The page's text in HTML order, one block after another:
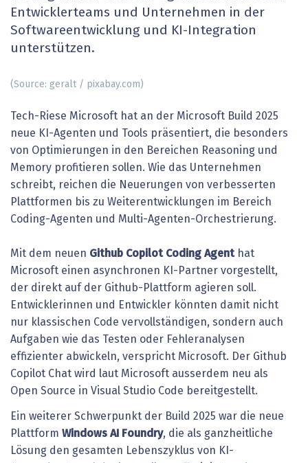
Entwicklerteams und Unternehmen in der
Softwareentwicklung und KI-Integration
unterstützen.
(Source: geralt / pixabay.com)
Tech-Riese Microsoft hat an der Microsoft Build 2025
neue KI-Agenten und Tools präsentiert, die besonders
von Optimierungen in den Bereichen Reasoning und
Memory profitieren sollen. Wie das Unternehmen
schreibt, reichen die Neuerungen von verbesserten
Plattformen bis zu Weiterentwicklungen im Bereich
Coding-Agenten und Multi-Agenten-Orchestrierung.
Mit dem neuen Github Copilot Coding Agenthat
Microsoft einen asynchronen KI-Partner vorgestellt,
der direkt auf der Github-Plattform agieren soll.
Entwicklerinnen und Entwickler könnten damit nicht
nur klassischen Code vervollständigen, sondern auch
Aufgaben wie das Testen oder Fehleranalysen
effizienter abwickeln, verspricht Microsoft. Der Github
Copilot Chat wird laut Microsoft ausserdem neu als
Open Source in Visual Studio Code bereitgestellt.
Ein weiterer Schwerpunkt der Build 2025 war die neue
Plattform Windows AI Foundry, die als ganzheitliche
Lösung den gesamten Lebenszyklus von KI-